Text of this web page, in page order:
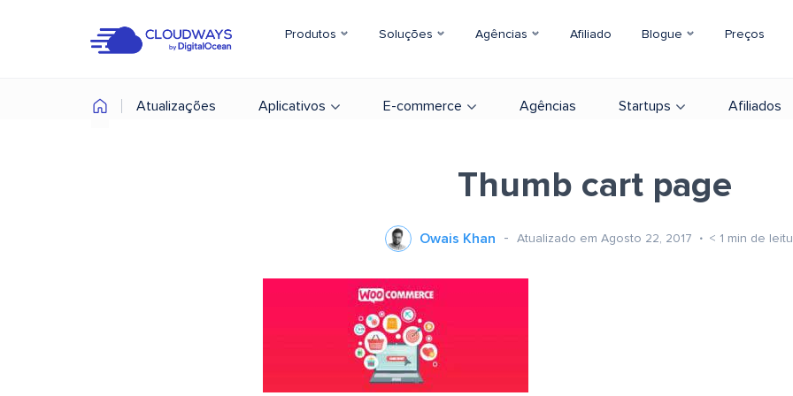
Produtos Soluções Agências Afiliado Blogue Preços
Atualizações Aplicativos E-commerce Agências Startups Afiliados
Thumb cart page
Owais Khan Atualizado em Agosto 22, 2017 < 1 min de